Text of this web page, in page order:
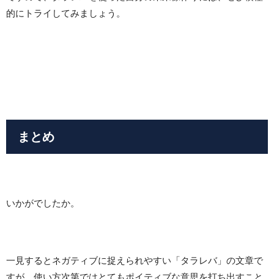
的にトライしてみましょう。
まとめ
いかがでしたか。
一見するとネガティブに捉えられやすい「タラレバ」の文章で
すが、使い方次第ではとてもポイティブな意思を打ち出すこと